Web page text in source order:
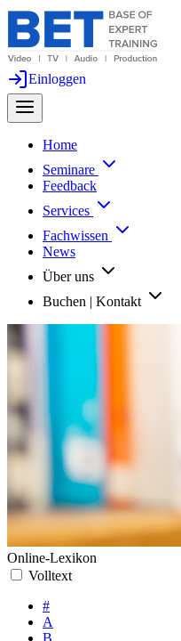
Einloggen
Home
Seminare
Feedback
Services
Fachwissen
News
Über uns
Buchen | Kontakt
Online-Lexikon
Volltext
#
A
B